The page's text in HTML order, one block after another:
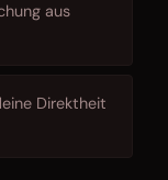
aus
Direktheit